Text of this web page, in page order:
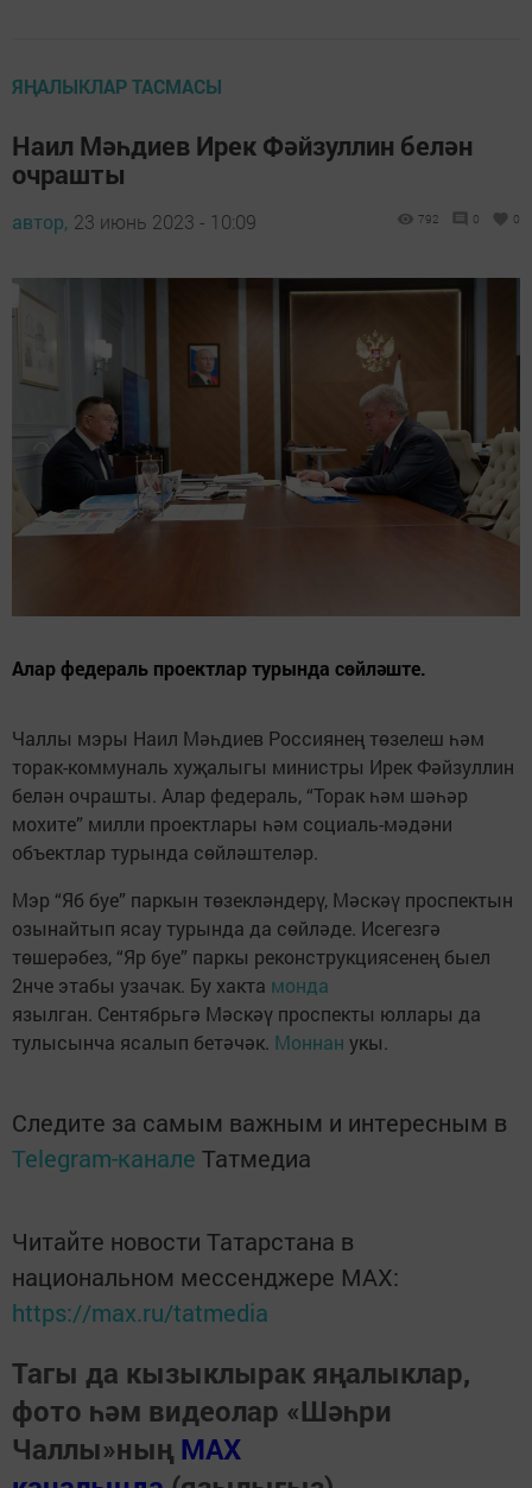
ЯҢАЛЫКЛАР ТАСМАСЫ
Наил Мәһдиев Ирек Фәйзуллин белән
очрашты
автор, 23 июнь 2023 - 10:09 792 0 0
Алар федераль проектлар турында сөйләште.
Чаллы мэры Наил Мәһдиев Россиянең төзелеш һәм
торак-коммуналь хуҗалыгы министры Ирек Фәйзуллин
белән очрашты. Алар федераль, “Торак һәм шәһәр
мохите” милли проектлары һәм социаль-мәдәни
объектлар турында сөйләштеләр.
Мэр “Яб буе” паркын төзекләндерү, Мәскәү проспектын
озынайтып ясау турында да сөйләде. Исегезгә
төшерәбез, “Яр буе” паркы реконструкциясенең быел
2нче этабы узачак. Бу хакта монда
язылган. Сентябрьгә Мәскәү проспекты юллары да
тулысынча ясалып бетәчәк. Моннан укы.
Следите за самым важным и интересным в
Telegram-канале Татмедиа
Читайте новости Татарстана в
национальном мессенджере MАХ:
https://max.ru/tatmedia
Тагы да кызыклырак яңалыклар,
фото һәм видеолар «Шәһри
Чаллы»ның MAX